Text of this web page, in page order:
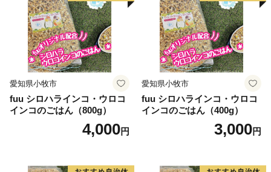
２：下絵付け（呉須で文様を描きます。）
３：施釉（磁器の表面にガラスの光沢を与えるために釉
薬をかけます。）
４：本焼（本焼き窯で約1300度の高温で焼き上げま
す。）
５：上絵付（焼成後の釉薬の上に色絵具で文様を描きま
す。）
６：上絵付焼成（赤絵窯に入れて約800度で焼き上げま
す。釉薬の上に色絵具が焼き付いて完成します。完成し
---------------------------------------------------------------------------
愛知県小牧市
fuu シロハラインコ・ウロコ
インコのごはん（800g）
4,000円
愛知県小牧市
fuu シロハラインコ・ウロコ
インコのごはん（400g）
3,000円